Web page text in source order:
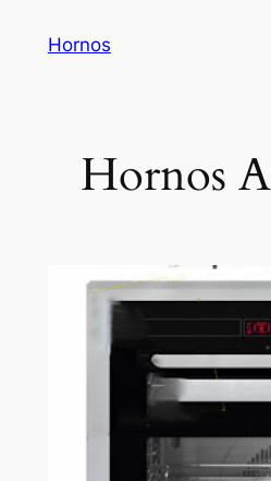
Hornos
Hornos